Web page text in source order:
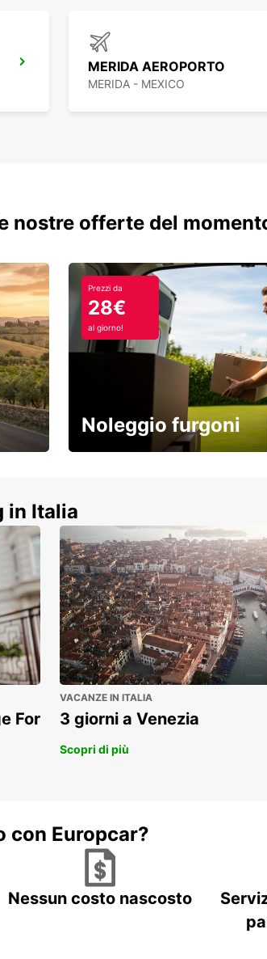
MERIDA AEROPORTO
MERIDA - MEXICO
nostre offerte del
Prezzi da
28€
al giorno!
Noleggio furgoni
in Italia
For
VACANZE IN ITALIA
3 giorni a Venezia
Scopri di più
con Europcar?
Nessun costo nascosto